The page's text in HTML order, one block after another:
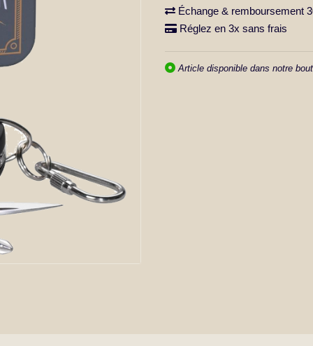
Échange & remboursement
Réglez en 3x sans frais
Article disponible dans notre